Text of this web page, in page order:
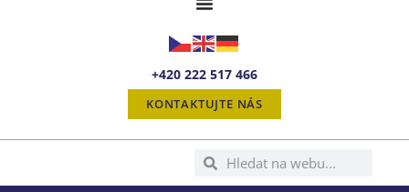
+420 222 517 466
KONTAKTUJTE NÁS